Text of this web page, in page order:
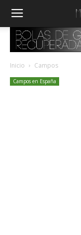
Inicio Campos
Campos en España